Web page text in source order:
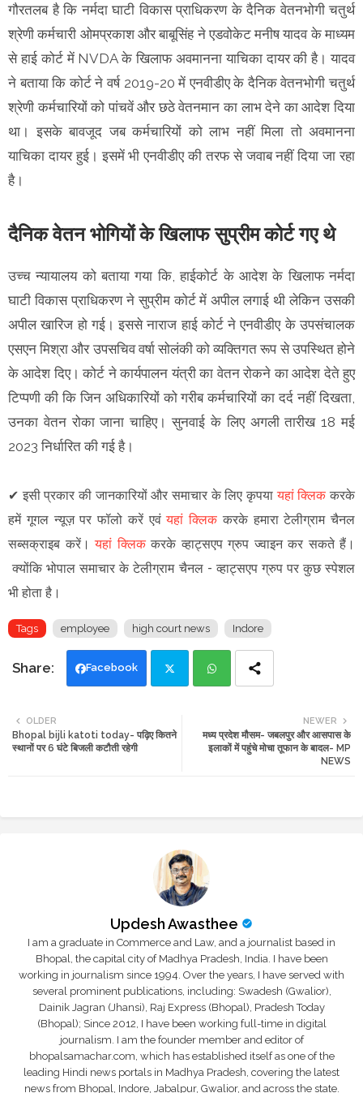
गौरतलब है कि नर्मदा घाटी विकास प्राधिकरण के दैनिक वेतनभोगी चतुर्थ
श्रेणी कर्मचारी ओमप्रकाश और बाबूसिंह ने एडवोकेट मनीष यादव के माध्यम
से हाई कोर्ट में NVDA के खिलाफ अवमानना याचिका दायर की है। यादव
ने बताया कि कोर्ट ने वर्ष 2019-20 में एनवीडीए के दैनिक वेतनभोगी चतुर्थ
श्रेणी कर्मचारियों को पांचवें और छठे वेतनमान का लाभ देने का आदेश दिया
था। इसके बावजूद जब कर्मचारियों को लाभ नहीं मिला तो अवमानना
याचिका दायर हुई। इसमें भी एनवीडीए की तरफ से जवाब नहीं दिया जा रहा
है।
दैनिक वेतन भोगियों के खिलाफ सुप्रीम कोर्ट गए थे
उच्च न्यायालय को बताया गया कि, हाईकोर्ट के आदेश के खिलाफ नर्मदा
घाटी विकास प्राधिकरण ने सुप्रीम कोर्ट में अपील लगाई थी लेकिन उसकी
अपील खारिज हो गई। इससे नाराज हाई कोर्ट ने एनवीडीए के उपसंचालक
एसएन मिश्रा और उपसचिव वर्षा सोलंकी को व्यक्तिगत रूप से उपस्थित होने
के आदेश दिए। कोर्ट ने कार्यपालन यंत्री का वेतन रोकने का आदेश देते हुए
टिप्पणी की कि जिन अधिकारियों को गरीब कर्मचारियों का दर्द नहीं दिखता,
उनका वेतन रोका जाना चाहिए। सुनवाई के लिए अगली तारीख 18 मई
2023 निर्धारित की गई है।
✔ इसी प्रकार की जानकारियों और समाचार के लिए कृपयायहां क्लिक करके
हमें गूगल न्यूज़ पर फॉलो करें एवंयहां क्लिक करके हमारा टेलीग्राम चैनल
सब्सक्राइब करें।यहां क्लिककरके व्हाट्सएप ग्रुप ज्वाइन कर सकते हैं ।
क्योंकि भोपाल समाचार के टेलीग्राम चैनल - व्हाट्सएप ग्रुपपर कुछ स्पेशल
भी होता है।
Tags employee high court news Indore
Facebook
tte ats
NEWER
मध्य प्रदेश मौसम- जबलपुर और आसपास के
इलाकों में पहुंचे मोचा तूफान के बादल- MP
NEWS
OLDER
Bhopal bijli katoti today- पढ़िए कितने
स्थानों पर 6 घंटे बिजली कटौती रहेगी
Updesh Awasthee
I am a graduate in Commerce and Law, and a journalist based in
Bhopal, the capital city of Madhya Pradesh, India. I have been
working in journalism since 1994. Over the years, I have served with
several prominent publications, including: Swadesh (Gwalior),
Dainik Jagran (Jhansi), Raj Express (Bhopal), Pradesh Today
(Bhopal); Since 2012, I have been working full-time in digital
journalism. I am the founder member and editor of
bhopalsamachar.com, which has established itself as one of the
leading Hindi news portals in Madhya Pradesh, covering the latest
news from Bhopal, Indore, Jabalpur, Gwalior, and across the state.